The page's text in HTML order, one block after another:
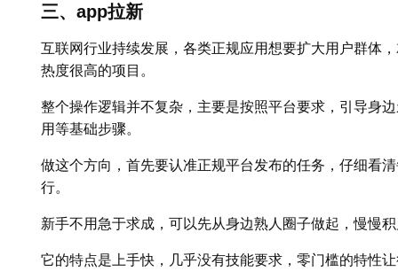
三、app拉新
互联网行业持续发展，各类正规应用想要扩大用户群体
热度很高的项目。
整个操作逻辑并不复杂，主要是按照平台要求，引导身
用等基础步骤。
做这个方向，首先要认准正规平台发布的任务，仔细看
行。
新手不用急于求成，可以先从身边熟人圈子做起，慢慢
它的特点是上手快，几乎没有技能要求，零门槛的特性